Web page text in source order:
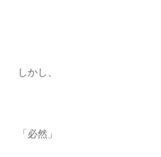
しかし、
「必然」